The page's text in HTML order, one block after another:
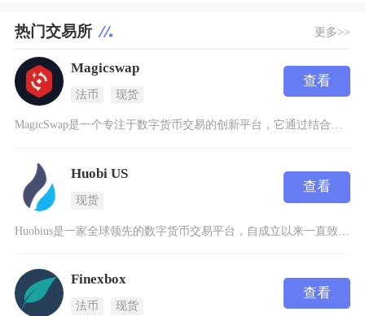
热门交易所 更多>>
Magicswap
法币 现货
查看
MagicSwap是一个专注于数字货币交易的创新平台，它通过结合区块链技术和自动化做市商机
Huobi US
现货
查看
Finexbox
法币 现货
查看